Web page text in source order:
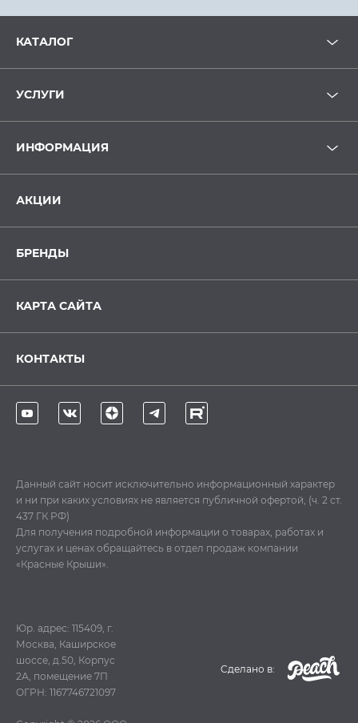
КАТАЛОГ
УСЛУГИ
ИНФОРМАЦИЯ
АКЦИИ
БРЕНДЫ
КАРТА САЙТА
КОНТАКТЫ
Данный сайт носит исключительно информационный характер
и ни при каких условиях не является публичной офертой, (ч. 2 ст.
437 ГК РФ)
Для получения подробной информации о товарах, работах и
услугах и ценах обращайтесь в отдел продаж компании
«Красные Крыши».
Юр. адрес: 115409, г.
Москва, Каширское
шоссе, д.50, Корпус
2А, помещение 7П
ОГРН: 1167746721097
Cделано в: